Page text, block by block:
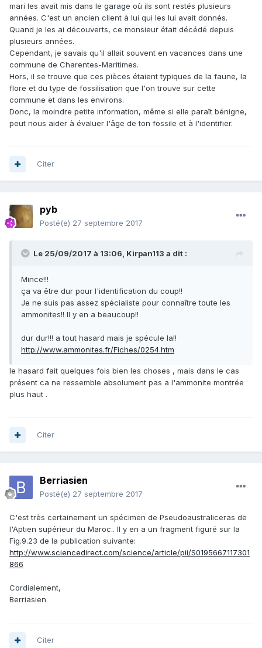
mari les avait mis dans le garage où ils sont restés plusieurs
années. C'est un ancien client à lui qui les lui avait donnés.
Quand je les ai découverts, ce monsieur était décédé depuis
plusieurs années.
Cependant, je savais qu'il allait souvent en vacances dans une
commune de Charentes-Maritimes.
Hors, il se trouve que ces pièces étaient typiques de la faune, la
flore et du type de fossilisation que l'on trouve sur cette
commune et dans les environs.
Donc, la moindre petite information, même si elle paraît bénigne,
peut nous aider à évaluer l'âge de ton fossile et à l'identifier.
Citer
pyb
Posté(e) 27 septembre 2017
Le 25/09/2017 à 13:06, Kirpan113 a dit :
Mince!!!
ça va être dur pour l'identification du coup!!
Je ne suis pas assez spécialiste pour connaître toute les
ammonites!! Il y en a beaucoup!!
dur dur!!! a tout hasard mais je spécule la!!
http://www.ammonites.fr/Fiches/0254.htm
le hasard fait quelques fois bien les choses , mais dans le cas
présent ca ne ressemble absolument pas a l'ammonite montrée
plus haut .
Citer
Berriasien
Posté(e) 27 septembre 2017
C'est très certainement un spécimen de Pseudoaustraliceras de
l'Aptien supérieur du Maroc.. Il y en a un fragment figuré sur la
Fig.9.23 de la publication suivante:
http://www.sciencedirect.com/science/article/pii/S0195667117301
866
Cordialement,
Berriasien
Citer